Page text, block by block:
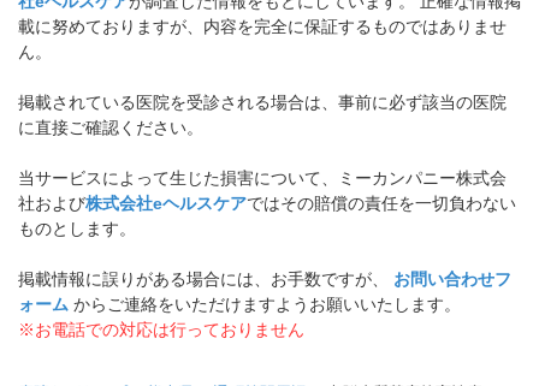
載に努めておりますが、内容を完全に保証するものではありませ
ん。
掲載されている医院を受診される場合は、事前に必ず該当の医院
に直接ご確認ください。
当サービスによって生じた損害について、ミーカンパニー株式会
社および株式会社eヘルスケアではその賠償の責任を一切負わない
ものとします。
掲載情報に誤りがある場合には、お手数ですが、 お問い合わせフ
ォーム からご連絡をいただけますようお願いいたします。
※お電話での対応は行っておりません